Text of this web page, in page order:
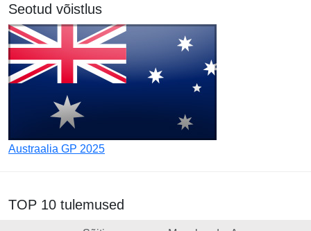
Seotud võistlus
Austraalia GP 2025
TOP 10 tulemused